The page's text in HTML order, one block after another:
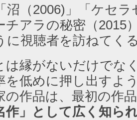
沼（2006)」「ケセラ
チアラの秘密（2015
に視聴者を訪ねてく
は縁がないだけでな
を低めに押し出すよ
の作品は、最初の作
作」として広く知ら